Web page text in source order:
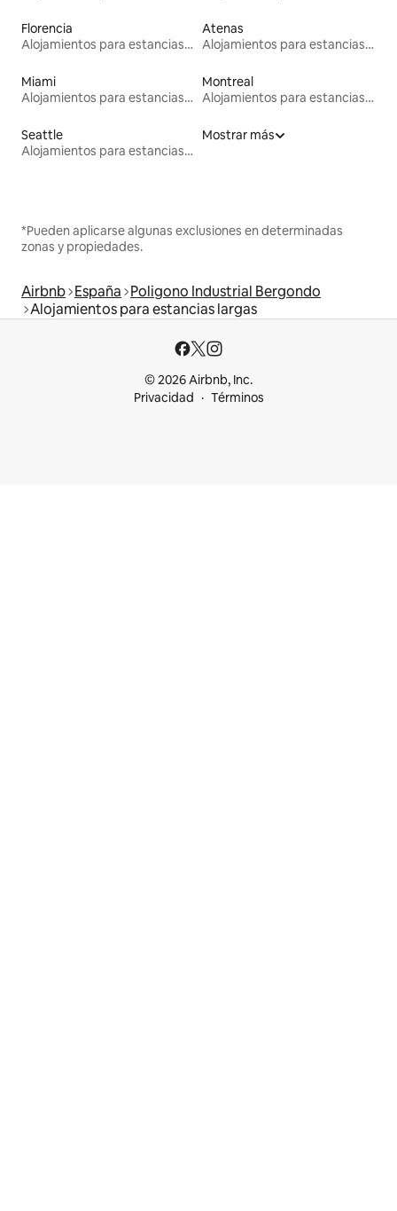
Florencia
Alojamientos para estancias largas
Atenas
Alojamientos para estancias largas
Miami
Alojamientos para estancias largas
Montreal
Alojamientos para estancias largas
Seattle
Alojamientos para estancias largas
Mostrar más
*Pueden aplicarse algunas exclusiones en determinadas
zonas y propiedades.
Airbnb España Poligono Industrial Bergondo
Alojamientos para estancias largas
© 2026 Airbnb, Inc.
Privacidad
Términos